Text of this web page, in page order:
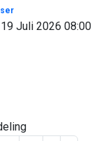
Juli 2026 08:00